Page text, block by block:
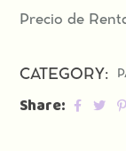
Precio de
CATEGORY:
Share: